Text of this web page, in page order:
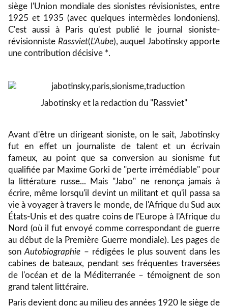
siège l'Union mondiale des sionistes révisionistes, entre
1925 et 1935 (avec quelques intermèdes londoniens).
C'est aussi à Paris qu'est publié le journal sioniste-
révisionniste Rassviet(L'Aube), auquel Jabotinsky apporte
une contribution décisive *.
Jabotinsky et la redaction du "Rassviet"
Avant d'être un dirigeant sioniste, on le sait, Jabotinsky
fut en effet un journaliste de talent et un écrivain
fameux, au point que sa conversion au sionisme fut
qualifiée par Maxime Gorki de "perte irrémédiable" pour
la littérature russe... Mais "Jabo" ne renonça jamais à
écrire, même lorsqu'il devint un militant et qu'il passa sa
vie à voyager à travers le monde, de l'Afrique du Sud aux
États-Unis et des quatre coins de l'Europe à l'Afrique du
Nord (où il fut envoyé comme correspondant de guerre
au début de la Première Guerre mondiale). Les pages de
sonAutobiographie – rédigées le plus souvent dans les
cabines de bateaux, pendant ses fréquentes traversées
de l'océan et de la Méditerranée – témoignent de son
grand talent littéraire.
Paris devient donc au milieu des années 1920 le siège de